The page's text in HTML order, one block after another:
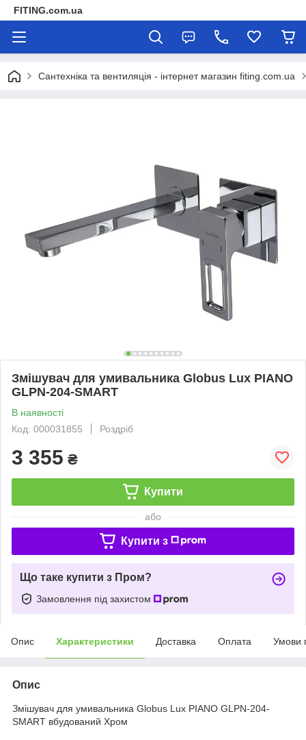
FITING.com.ua
Сантехніка та вентиляція - інтернет магазин fiting.com.ua
Змішувач для умивальника Globus Lux PIANO
GLPN-204-SMART
В наявності
Код: 000031855
Роздріб
3 355 ₴
Купити
або
Купити з
Що таке купити з Пром?
Замовлення під захистом
Опис Характеристики Доставка Оплата Умови
Опис
Змішувач для умивальника Globus Lux PIANO GLPN-204-
SMART вбудований Хром